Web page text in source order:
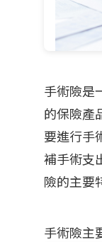
手術險是
的保險產
要進行手
補手術支
險的主要
手術險主